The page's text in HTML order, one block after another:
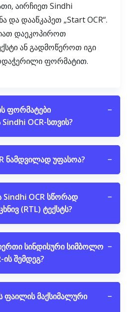
აირჩიეთ Sindhi
და დააწკაპეთ „Start OCR“.
დაეკოპიროთ
ან გადმოწეროთ იგი
ფორმატით.
ფორმატები
OCR-სთვის?
−
ნამდვილად უფასოა? −
Sindhi OCR სწორად
(RTL) ტექსტს?
−
სინდისური სიმბოლო
შემდეგ?
−
ფაილის მაქსიმალური
−